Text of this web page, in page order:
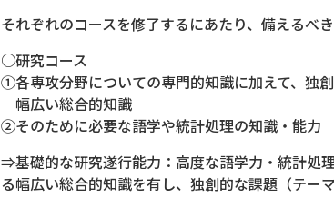
それぞれのコースを修了するにあたり、備えるべ
○研究コース
①各専攻分野についての専門的知識に加えて、独
幅広い総合的知識
②そのために必要な語学や統計処理の知識・能力
⇒基礎的な研究遂行能力：高度な語学力・統計処
る幅広い総合的知識を有し、独創的な課題（テー